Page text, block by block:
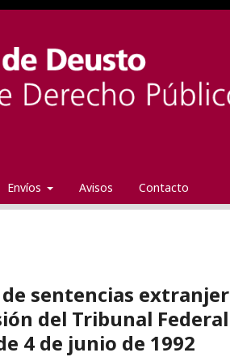
Envíos Avisos Contacto
sentencias
del Tribunal Federal
4 de junio de 1992